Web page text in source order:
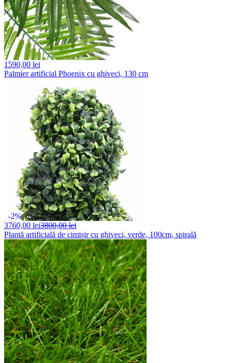
1590,00 lei
Palmier artificial Phoenix cu ghiveci, 130 cm
-2%
3760,00 lei3800,00 lei
Plantă artificială de cimișir cu ghiveci, verde, 100cm, spirală